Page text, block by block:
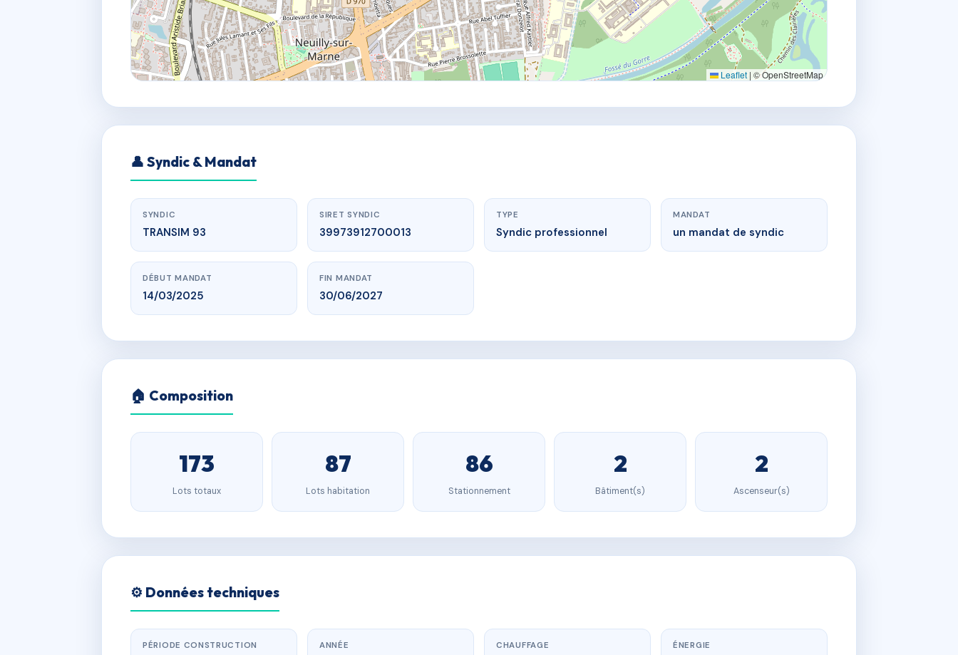
Leaflet | © OpenStreetMap
👤 Syndic & Mandat
SYNDIC
TRANSIM 93
SIRET SYNDIC
39973912700013
TYPE
Syndic professionnel
MANDAT
un mandat de syndic
DÉBUT MANDAT
14/03/2025
FIN MANDAT
30/06/2027
🏠 Composition
173
Lots totaux
87
Lots habitation
86
Stationnement
2
Bâtiment(s)
2
Ascenseur(s)
⚙️ Données techniques
PÉRIODE CONSTRUCTION ANNÉE CHAUFFAGE ÉNERGIE